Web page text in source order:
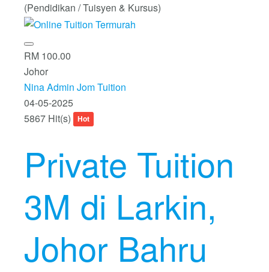
(Pendidikan / Tuisyen & Kursus)
RM 100.00
Johor
Nina Admin Jom Tuition
04-05-2025
5867 Hit(s)
Hot
Private Tuition
3M di Larkin,
Johor Bahru